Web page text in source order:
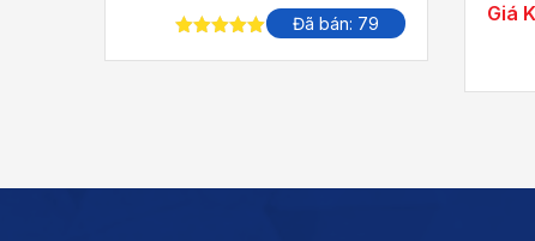
5
Đã bán: 79 Giá